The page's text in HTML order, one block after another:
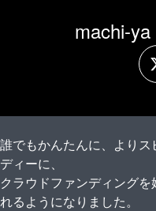
machi-
誰でもかんたんに、よりス
ディーに、
クラウドファンディングを
れるようになりました。